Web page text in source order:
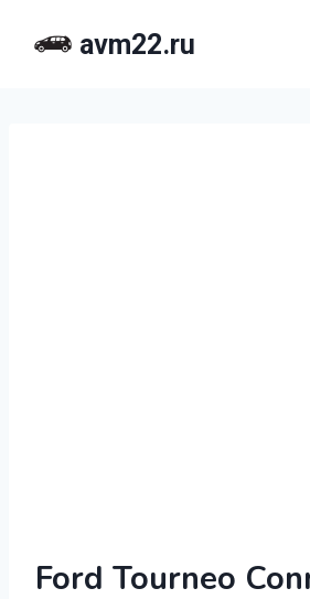
avm22.ru
Ford Tourneo